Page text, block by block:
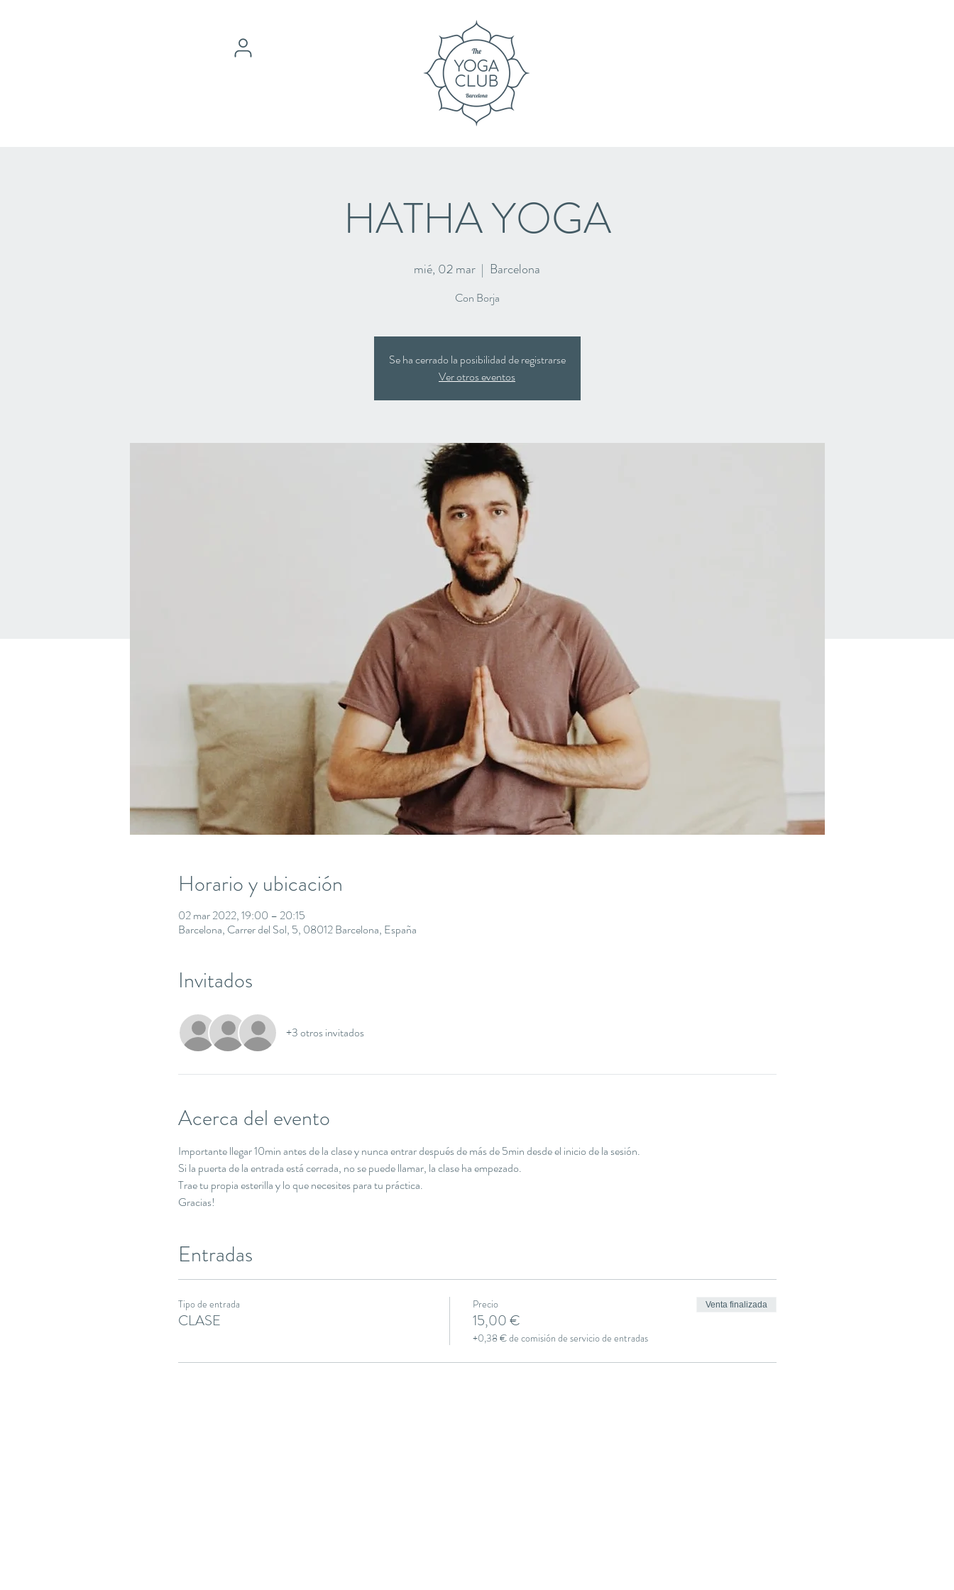
HATHA YOGA
mié, 02 mar
  |
Barcelona
Con Borja
Se ha cerrado la posibilidad de registrarse
Ver otros eventos
Horario y ubicación
02 mar 2022, 19:00 – 20:15
Barcelona, Carrer del Sol, 5, 08012 Barcelona, España
Invitados
+3 otros invitados
Acerca del evento
Importante llegar 10min antes de la clase y nunca entrar después de más de 5min desde el inicio de la sesión.
Si la puerta de la entrada está cerrada, no se puede llamar, la clase ha empezado.
Trae tu propia esterilla y lo que necesites para tu práctica.
Gracias!
Entradas
Tipo de entrada
CLASE
Precio
15,00 €
+0,38 € de comisión de servicio de entradas
Venta finalizada